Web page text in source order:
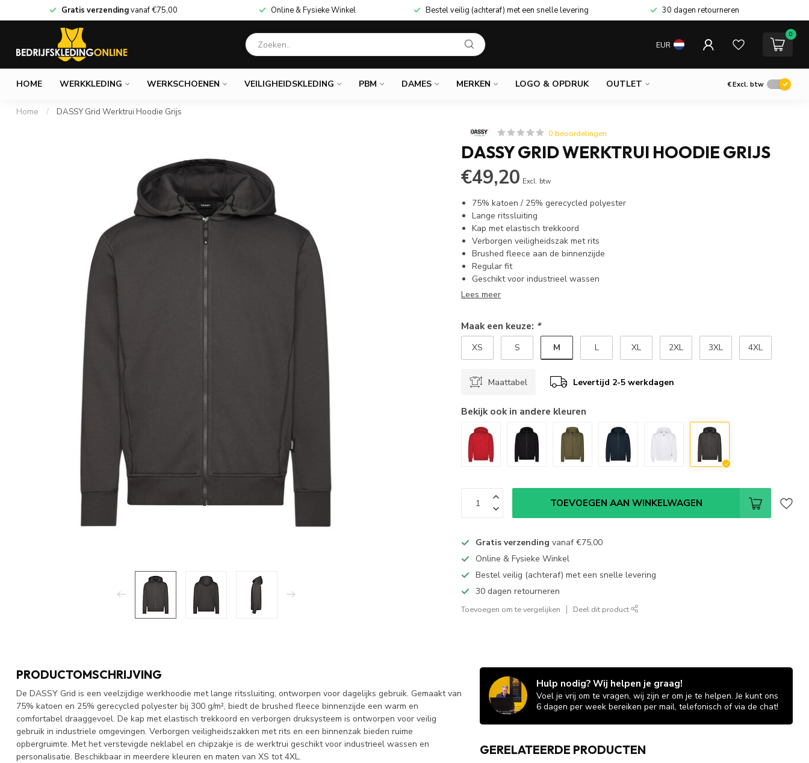
Gratis verzendingvanaf€75,00 Online & Fysieke Winkel Bestel veilig (achteraf) met een snelle levering 30 dagen retourneren
EUR
0
HOME WERKKLEDING WERKSCHOENEN VEILIGHEIDSKLEDING PBM DAMES MERKEN LOGO & OPDRUK OUTLET €Excl. btw
Home / DASSY Grid Werktrui Hoodie Grijs
0 beoordelingen
DASSY GRID WERKTRUI HOODIE GRIJS
€49,20 Excl. btw
75% katoen / 25% gerecycled polyester
Lange ritssluiting
Kap met elastisch trekkoord
Verborgen veiligheidszak met rits
Brushed fleece aan de binnenzijde
Regular fit
Geschikt voor industrieel wassen
Lees meer
Maak een keuze: *
XS S M L XL 2XL 3XL 4XL
Maattabel Levertijd 2-5 werkdagen
Bekijk ook in andere kleuren
TOEVOEGEN AAN WINKELWAGEN
Gratis verzending vanaf€75,00
Online & Fysieke Winkel
Bestel veilig (achteraf) met een snelle levering
30 dagen retourneren
Toevoegen om te vergelijken Deel dit product
PRODUCTOMSCHRIJVING
De DASSY Grid is een veelzijdige werkhoodie met lange ritssluiting, ontworpen voor dagelijks gebruik. Gemaakt van
75% katoen en 25% gerecycled polyester bij 300 g/m², biedt de brushed fleece binnenzijde een warm en
comfortabel draaggevoel. De kap met elastisch trekkoord en verborgen druksysteem is ontworpen voor veilig
gebruik in industriele omgevingen. Verborgen veiligheidszakken met rits en een binnenzak bieden ruime
opbergruimte. Met het verstevigde neklabel en chipzakje is de werktrui geschikt voor industrieel wassen en
personalisatie. Beschikbaar in meerdere kleuren en maten van XS tot 4XL.
Hulp nodig? Wij helpen je graag!
Voel je vrij om te vragen, wij zijn er om je te helpen. Je kunt ons
6 dagen per week bereiken per mail, telefonisch of via de chat!
GERELATEERDE PRODUCTEN